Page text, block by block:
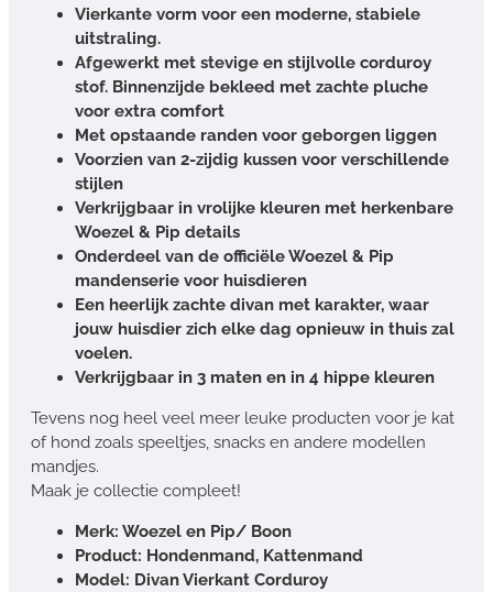
Vierkante vorm voor een moderne, stabiele
uitstraling.
Afgewerkt met stevige en stijlvolle corduroy
stof. Binnenzijde bekleed met zachte pluche
voor extra comfort
Met opstaande randen voor geborgen liggen
Voorzien van 2-zijdig kussen voor verschillende
stijlen
Verkrijgbaar in vrolijke kleuren met herkenbare
Woezel & Pip details
Onderdeel van de officiële Woezel & Pip
mandenserie voor huisdieren
Een heerlijk zachte divan met karakter, waar
jouw huisdier zich elke dag opnieuw in thuis zal
voelen.
Verkrijgbaar in 3 maten en in 4 hippe kleuren
Tevens nog heel veel meer leuke producten voor je kat
of hond zoals speeltjes, snacks en andere modellen
mandjes.
Maak je collectie compleet!
Merk: Woezel en Pip/ Boon
Product: Hondenmand, Kattenmand
Model: Divan Vierkant Corduroy